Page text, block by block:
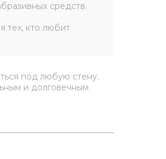
средств.
тех, кто любит
под любую стену.
и долговечным